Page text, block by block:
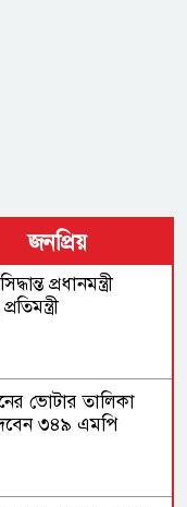
জনপ্রিয়
প্রধানমন্ত্রী
ভোটার তালিকা
৩৪৯ এমপি